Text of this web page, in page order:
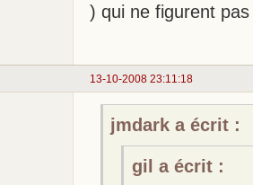
) qui ne figurent
13-10-2008 23:11:18
jmdark a écrit :
gil a écrit :